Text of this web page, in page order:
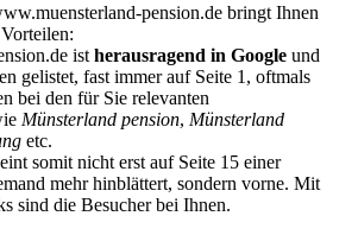
pension.de bringt Ihnen
ist herausragend in Google und
gelistet, fast immer auf Seite 1, oftmals
bei den für Sie relevanten
Münsterland pension, Münsterland
etc.
somit nicht erst auf Seite 15 einer
mehr hinblättert, sondern vorne. Mit
sind die Besucher bei Ihnen.